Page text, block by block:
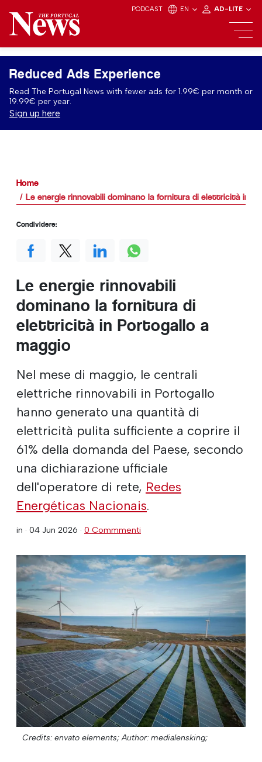
PODCAST EN AD-LITE
Reduced Ads Experience
Read The Portugal News with fewer ads for 1.99€ per month or
19.99€ per year.
Sign up here
Home
Le energie rinnovabili dominano la fornitura di elettricità in
Le energie rinnovabili
dominano la fornitura di
elettricità in Portogallo a
maggio
Nel mese di maggio, le centrali
elettriche rinnovabili in Portogallo
hanno generato una quantità di
elettricità pulita sufficiente a coprire il
61% della domanda del Paese, secondo
una dichiarazione ufficiale
dell'operatore di rete, Redes
Energéticas Nacionais.
in · 04 Jun 2026 · 0 Commmenti
Credits: envato elements; Author: medialensking;
Condividere: